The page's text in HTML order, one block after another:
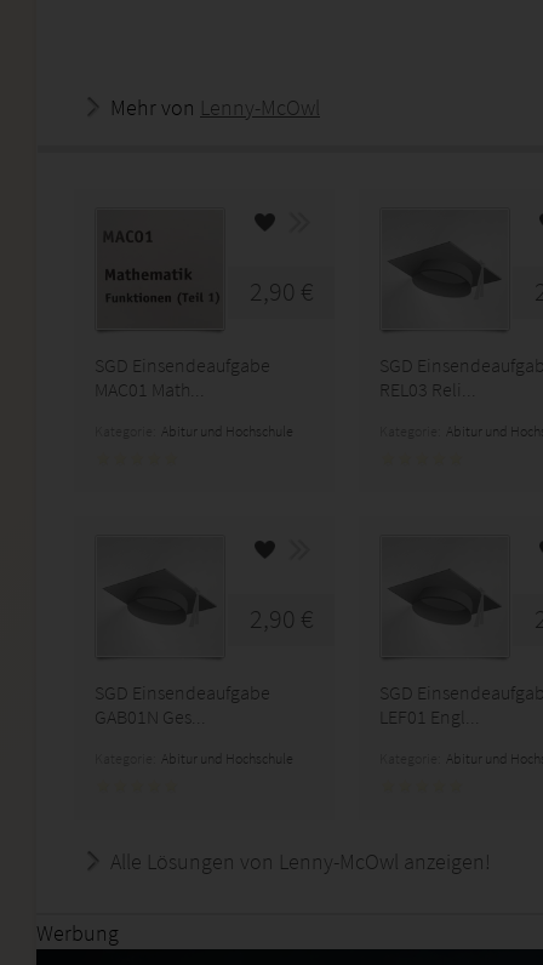
Mehr von Lenny-McOwl
2,90 €
SGD Einsendeaufgabe
MAC01 Math...
Abitur und Hochschule
SGD
REL03 Reli...
Abitur und
2,90 €
SGD Einsendeaufgabe
GAB01N Ges...
Abitur und Hochschule
SGD
LEF01 Engl...
Abitur und
Alle Lösungen von Lenny-McOwl anzeigen!
Werbung